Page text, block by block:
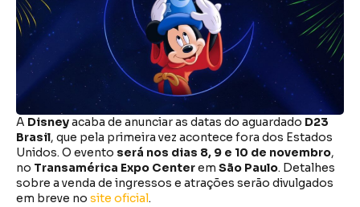
A Disneyacaba de anunciar as datas do aguardado D23
Brasil, que pela primeira vez acontece fora dos Estados
Unidos. O evento será nos dias 8, 9 e 10 de novembro,
no Transamérica Expo Centerem São Paulo. Detalhes
sobre a venda de ingressos e atrações serão divulgados
em breve no site oficial.